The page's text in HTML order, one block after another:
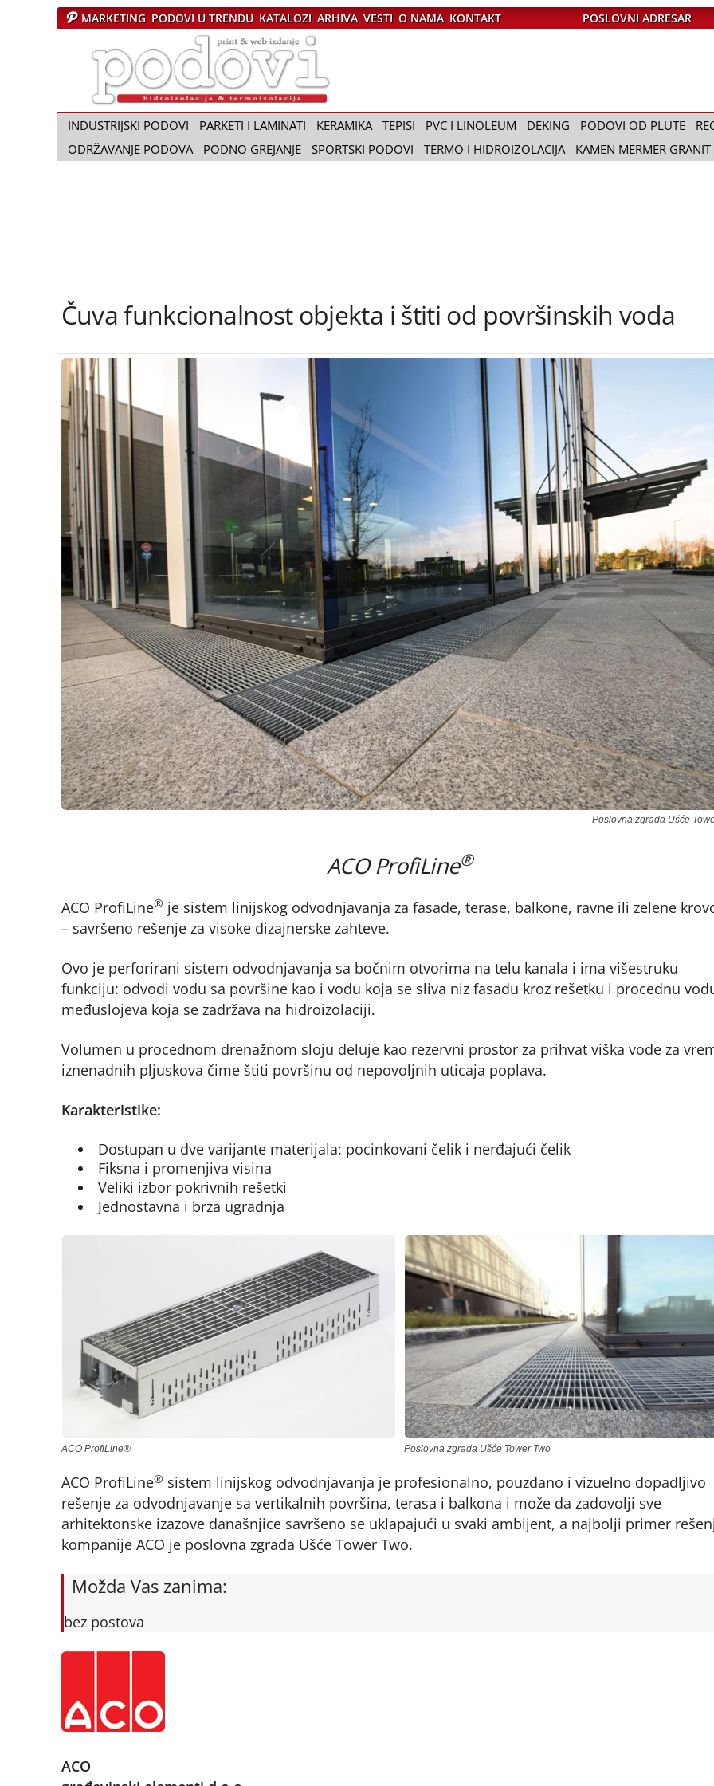
MARKETING PODOVI U TRENDU KATALOZI ARHIVA VESTI O NAMA KONTAKT POSLOVNI ADRESAR
a
p
i
P
INDUSTRIJSKI PODOVI PARKETI I LAMINATI KERAMIKA TEPISI PVC I LINOLEUM DEKING PODOVI OD PLUTE
ODRŽAVANJE PODOVA
PODNO GREJANJE SPORTSKI PODOVI TERMO I HIDROIZOLACIJA KAMEN MERMER GRANIT
Čuva funkcionalnost objekta i štiti od površinskih voda
Poslovna zgrada Ušće
ACO ProfiLine®
ACO ProfiLine® je sistem linijskog odvodnjavanja za fasade, terase, balkone, ravne ili zelene
– savršeno rešenje za visoke dizajnerske zahteve.
Ovo je perforirani sistem odvodnjavanja sa bočnim otvorima na telu kanala i ima višestruku
funkciju: odvodi vodu sa površine kao i vodu koja se sliva niz fasadu kroz rešetku i procednu
međuslojeva koja se zadržava na hidroizolaciji.
Volumen u procednom drenažnom sloju deluje kao rezervni prostor za prihvat viška vode za
iznenadnih pljuskova čime štiti površinu od nepovoljnih uticaja poplava.
Karakteristike:
Dostupan u dve varijante materijala: pocinkovani čelik i nerđajući čelik
Fiksna i promenjiva visina
Veliki izbor pokrivnih rešetki
Jednostavna i brza ugradnja
ACO ProfiLine® Poslovna zgrada Ušće Tower Two
ACO ProfiLine® sistem linijskog odvodnjavanja je profesionalno, pouzdano i vizuelno dopadljivo
rešenje za odvodnjavanje sa vertikalnih površina, terasa i balkona i može da zadovolji sve
arhitektonske izazove današnjice savršeno se uklapajući u svaki ambijent, a najbolji primer
kompanije ACO je poslovna zgrada Ušće Tower Two.
Možda Vas zanima:
bez postova
ACO